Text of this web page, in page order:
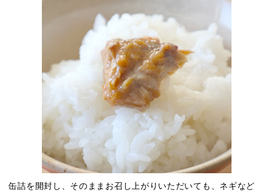
缶詰を開封し、そのままお召し上がりいただいても、ネギなど